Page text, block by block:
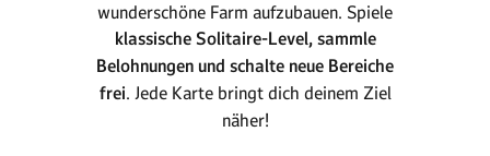
wunderschöne Farm aufzubauen. Spiele
klassische Solitaire-Level, sammle
Belohnungen und schalte neue Bereiche
frei. Jede Karte bringt dich deinem Ziel
näher!